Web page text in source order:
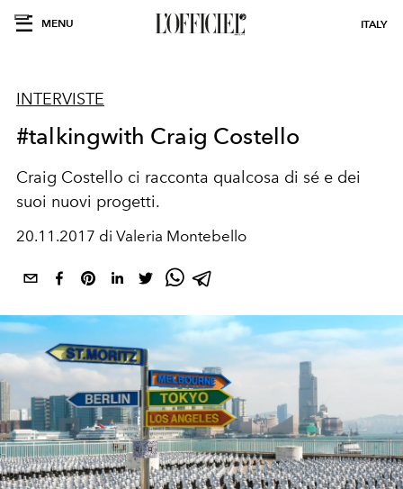
MENU ITALY
INTERVISTE
#talkingwith Craig Costello
Craig Costello ci racconta qualcosa di sé e dei
suoi nuovi progetti.
20.11.2017 di Valeria Montebello